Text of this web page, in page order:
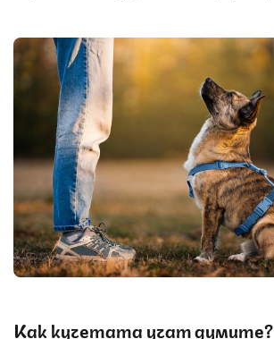
Как кучетата учат думите?